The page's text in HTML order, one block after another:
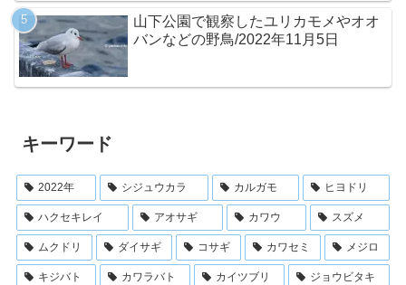
山下公園で観察したユリカモメやオオ
バンなどの野鳥/2022年11月5日
キーワード
2022年 シジュウカラ カルガモ ヒヨドリ
ハクセキレイ アオサギ カワウ スズメ
ムクドリ ダイサギ コサギ カワセミ メジロ
キジバト カワラバト カイツブリ ジョウビタキ